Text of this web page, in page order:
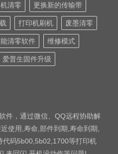
清零 更换新的传输带
打印机刷机 废墨清零
清零软件 维修模式
爱普生固件升级
件，通过微信、QQ远程协助解
使用,寿命,部件到期,寿命到期,
代码5b00,5b02,1700等打印机